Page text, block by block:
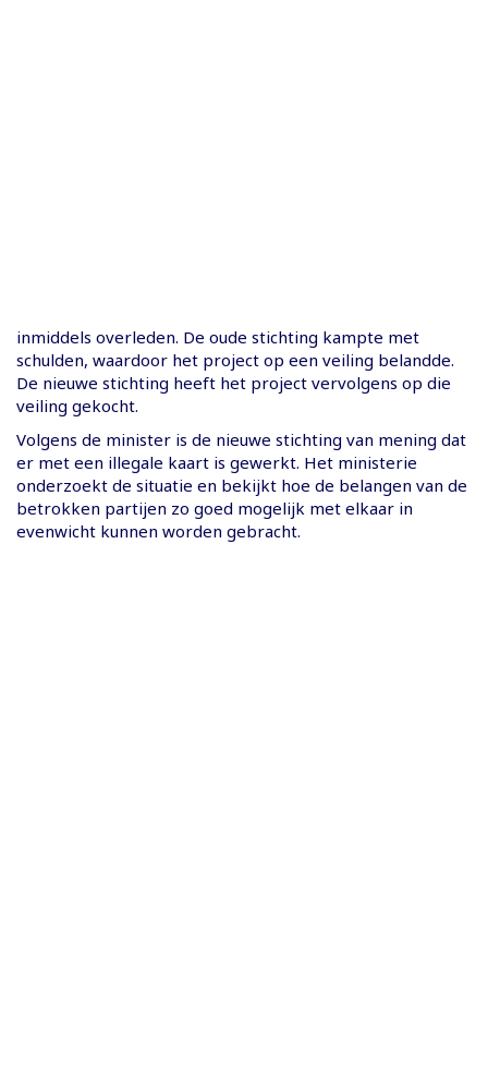
inmiddels overleden. De oude stichting kampte met
schulden, waardoor het project op een veiling belandde.
De nieuwe stichting heeft het project vervolgens op die
veiling gekocht.
Volgens de minister is de nieuwe stichting van mening dat
er met een illegale kaart is gewerkt. Het ministerie
onderzoekt de situatie en bekijkt hoe de belangen van de
betrokken partijen zo goed mogelijk met elkaar in
evenwicht kunnen worden gebracht.